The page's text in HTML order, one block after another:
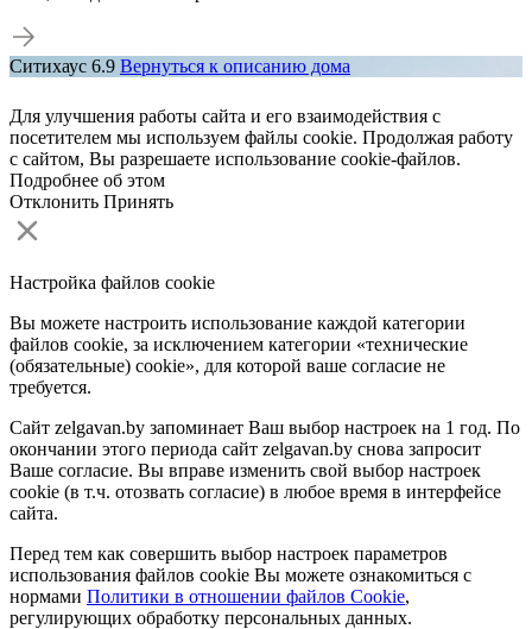
Ситихаус 6.9 Вернуться к описанию дома
Для улучшения работы сайта и его взаимодействия с
посетителем мы используем файлы cookie. Продолжая работу
с сайтом, Вы разрешаете использование cookie-файлов.
Подробнее об этом
Отклонить Принять
Настройка файлов cookie
Вы можете настроить использование каждой категории
файлов cookie, за исключением категории «технические
(обязательные) cookie», для которой ваше согласие не
требуется.
Сайт zelgavan.by запоминает Ваш выбор настроек на 1 год. По
окончании этого периода сайт zelgavan.by снова запросит
Ваше согласие. Вы вправе изменить свой выбор настроек
cookie (в т.ч. отозвать согласие) в любое время в интерфейсе
сайта.
Перед тем как совершить выбор настроек параметров
использования файлов cookie Вы можете ознакомиться с
нормами Политики в отношении файлов Cookie,
регулирующих обработку персональных данных.